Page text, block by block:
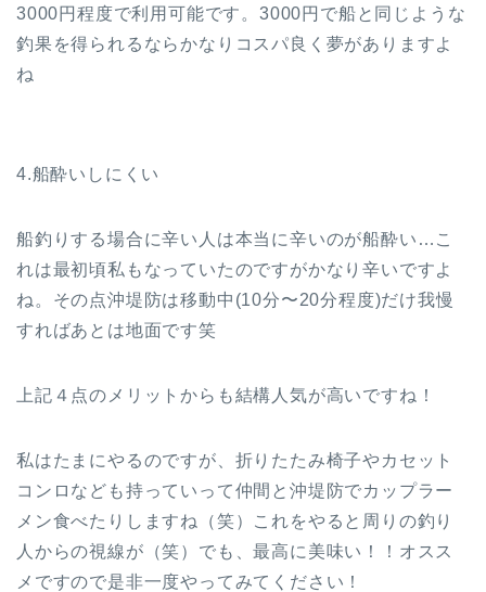
3000円程度で利用可能です。3000円で船と同じような
釣果を得られるならかなりコスパ良く夢がありますよ
ね
4.船酔いしにくい
船釣りする場合に辛い人は本当に辛いのが船酔い…こ
れは最初頃私もなっていたのですがかなり辛いですよ
ね。その点沖堤防は移動中(10分〜20分程度)だけ我慢
すればあとは地面です笑
上記４点のメリットからも結構人気が高いですね！
私はたまにやるのですが、折りたたみ椅子やカセット
コンロなども持っていって仲間と沖堤防でカップラー
メン食べたりしますね（笑）これをやると周りの釣り
人からの視線が（笑）でも、最高に美味い！！オスス
メですので是非一度やってみてください！